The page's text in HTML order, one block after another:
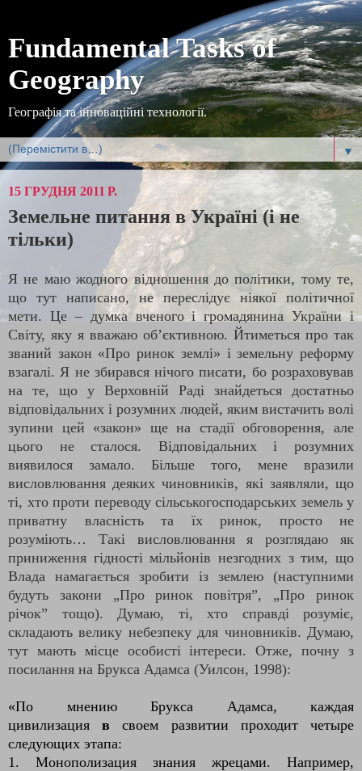
Fundamental Tasks of
Geography
Географія та інноваційні технології.
▼
15 ГРУДНЯ 2011 Р.
Земельне питання в Україні (і не
тільки)
Я не маю жодного відношення до політики, тому те,
що тут написано, не переслідує ніякої політичної
мети. Це – думка вченого і громадянина України і
Світу, яку я вважаю об’єктивною. Йтиметься про так
званий закон «Про ринок землі» і земельну реформу
взагалі. Я не збирався нічого писати, бо розраховував
на те, що у Верховній Раді знайдеться достатньо
відповідальних і розумних людей, яким вистачить волі
зупини цей «закон» ще на стадії обговорення, але
цього не сталося. Відповідальних і розумних
виявилося замало. Більше того, мене вразили
висловлювання деяких чиновників, які заявляли, що
ті, хто проти переводу сільськогосподарських земель у
приватну власність та їх ринок, просто не
розуміють… Такі висловлювання я розглядаю як
приниження гідності мільйонів незгодних з тим, що
Влада намагається зробити із землею (наступними
будуть закони „Про ринок повітря”, „Про ринок
річок” тощо). Думаю, ті, хто справді розуміє,
складають велику небезпеку для чиновників. Думаю,
тут мають місце особисті інтереси. Отже, почну з
посилання на Брукса Адамса (Уилсон, 1998):
«По мнению Брукса Адамса, каждая
цивилизацияв своем развитии проходит четыре
следующих этапа:
1. Монополизация знания жрецами. Например,